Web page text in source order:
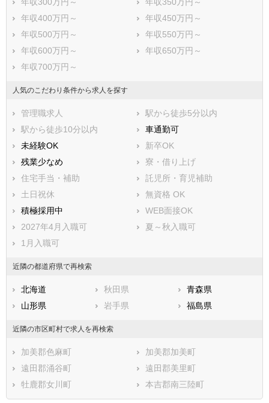
加美郡色麻町
加美郡加美町
遠田郡涌谷町
遠田郡美里町
牡鹿郡女川町
本吉郡南三陸町
年収300万円～
年収350万円～
年収400万円～
年収450万円～
年収500万円～
年収550万円～
年収600万円～
年収650万円～
年収700万円～
人気のこだわり条件から求人を探す
管理職求人
駅から徒歩5分以内
駅から徒歩10分以内
車通勤可
未経験OK
新卒OK
残業少なめ
寮・借り上げ
住宅手当・補助
託児所・育児補助
土日祝休
無資格 OK
積極採用中
WEB面接OK
2027年4月入職可
夏～秋入職可
1月入職可
近隣の都道府県で再検索
北海道 秋田県
青森県
山形県
岩手県 福島県
近隣の市区町村で求人を再検索
加美郡色麻町
加美郡加美町
遠田郡涌谷町
遠田郡美里町
牡鹿郡女川町
本吉郡南三陸町